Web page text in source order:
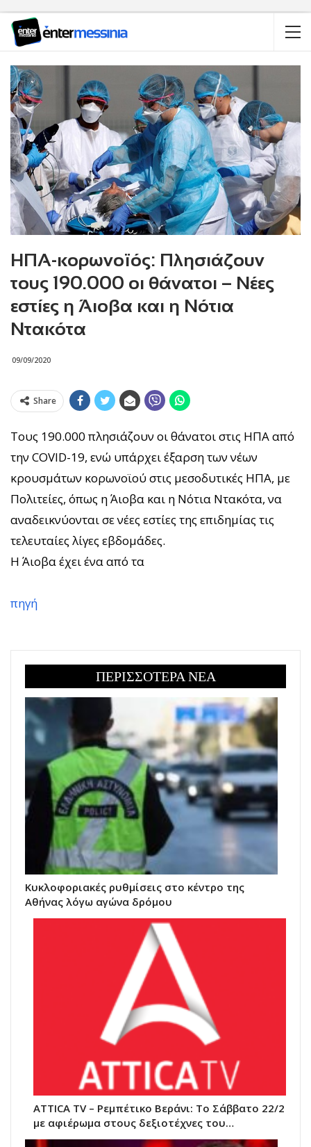
ΗΠΑ-κορωνοϊός: Πλησιάζουν
τους 190.000 οι θάνατοι – Νέες
εστίες η Άιοβα και η Νότια
Ντακότα
09/09/2020
Share
Τους 190.000 πλησιάζουν οι θάνατοι στις ΗΠΑ από
την COVID-19, ενώ υπάρχει έξαρση των νέων
κρουσμάτων κορωνοϊού στις μεσοδυτικές ΗΠΑ, με
Πολιτείες, όπως η Άιοβα και η Νότια Ντακότα, να
αναδεικνύονται σε νέες εστίες της επιδημίας τις
τελευταίες λίγες εβδομάδες.
Η Άιοβα έχει ένα από τα
πηγή
ΠΕΡΙΣΣΟΤΕΡΑ ΝΕΑ
Κυκλοφοριακές ρυθμίσεις στο κέντρο της
Αθήνας λόγω αγώνα δρόμου
ATTICA TV – Ρεμπέτικο Βεράνι: Το Σάββατο 22/2
με αφιέρωμα στους δεξιοτέχνες του…